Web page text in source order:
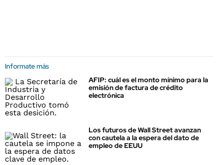
Informate más
AFIP: cuál es el monto mínimo para la
emisión de factura de crédito
electrónica
Los futuros de Wall Street avanzan
con cautela a la espera del dato de
empleo de EEUU